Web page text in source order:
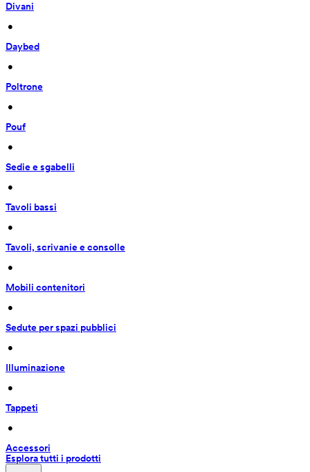
Divani
•
Daybed
•
Poltrone
•
Pouf
•
Sedie e sgabelli
•
Tavoli bassi
•
Tavoli, scrivanie e consolle
•
Mobili contenitori
•
Sedute per spazi pubblici
•
Illuminazione
•
Tappeti
•
Accessori
Esplora tutti i prodotti